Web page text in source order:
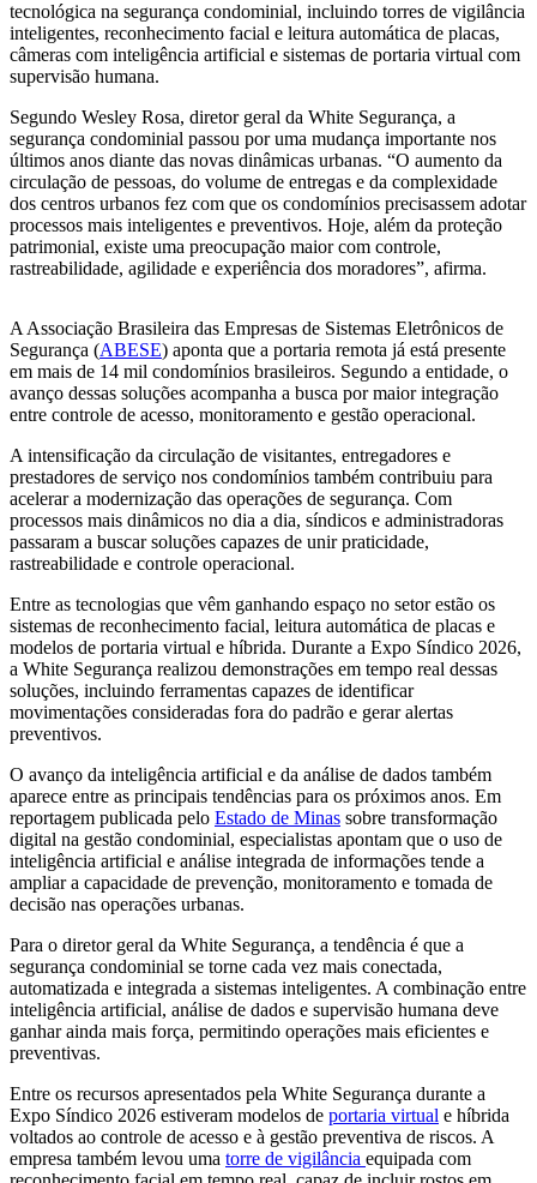
tecnológica na segurança condominial, incluindo torres de vigilância
inteligentes, reconhecimento facial e leitura automática de placas,
câmeras com inteligência artificial e sistemas de portaria virtual com
supervisão humana.
Segundo Wesley Rosa, diretor geral da White Segurança, a
segurança condominial passou por uma mudança importante nos
últimos anos diante das novas dinâmicas urbanas. “O aumento da
circulação de pessoas, do volume de entregas e da complexidade
dos centros urbanos fez com que os condomínios precisassem adotar
processos mais inteligentes e preventivos. Hoje, além da proteção
patrimonial, existe uma preocupação maior com controle,
rastreabilidade, agilidade e experiência dos moradores”, afirma.
A Associação Brasileira das Empresas de Sistemas Eletrônicos de
Segurança (ABESE) aponta que a portaria remota já está presente
em mais de 14 mil condomínios brasileiros. Segundo a entidade, o
avanço dessas soluções acompanha a busca por maior integração
entre controle de acesso, monitoramento e gestão operacional.
A intensificação da circulação de visitantes, entregadores e
prestadores de serviço nos condomínios também contribuiu para
acelerar a modernização das operações de segurança. Com
processos mais dinâmicos no dia a dia, síndicos e administradoras
passaram a buscar soluções capazes de unir praticidade,
rastreabilidade e controle operacional.
Entre as tecnologias que vêm ganhando espaço no setor estão os
sistemas de reconhecimento facial, leitura automática de placas e
modelos de portaria virtual e híbrida. Durante a Expo Síndico 2026,
a White Segurança realizou demonstrações em tempo real dessas
soluções, incluindo ferramentas capazes de identificar
movimentações consideradas fora do padrão e gerar alertas
preventivos.
O avanço da inteligência artificial e da análise de dados também
aparece entre as principais tendências para os próximos anos. Em
reportagem publicada pelo Estado de Minas sobre transformação
digital na gestão condominial, especialistas apontam que o uso de
inteligência artificial e análise integrada de informações tende a
ampliar a capacidade de prevenção, monitoramento e tomada de
decisão nas operações urbanas.
Para o diretor geral da White Segurança, a tendência é que a
segurança condominial se torne cada vez mais conectada,
automatizada e integrada a sistemas inteligentes. A combinação entre
inteligência artificial, análise de dados e supervisão humana deve
ganhar ainda mais força, permitindo operações mais eficientes e
preventivas.
Entre os recursos apresentados pela White Segurança durante a
Expo Síndico 2026 estiveram modelos de portaria virtual e híbrida
voltados ao controle de acesso e à gestão preventiva de riscos. A
empresa também levou uma torre de vigilância equipada com